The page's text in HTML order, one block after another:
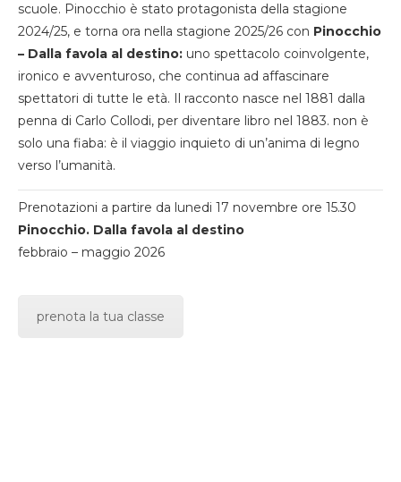
scuole. Pinocchio è stato protagonista della stagione
2024/25, e torna ora nella stagione 2025/26 con Pinocchio
– Dalla favola al destino: uno spettacolo coinvolgente,
ironico e avventuroso, che continua ad affascinare
spettatori di tutte le età. Il racconto nasce nel 1881 dalla
penna di Carlo Collodi, per diventare libro nel 1883. non è
solo una fiaba: è il viaggio inquieto di un’anima di legno
verso l’umanità.
Prenotazioni a partire da lunedi 17 novembre ore 15.30
Pinocchio. Dalla favola al destino
febbraio – maggio 2026
prenota la tua classe